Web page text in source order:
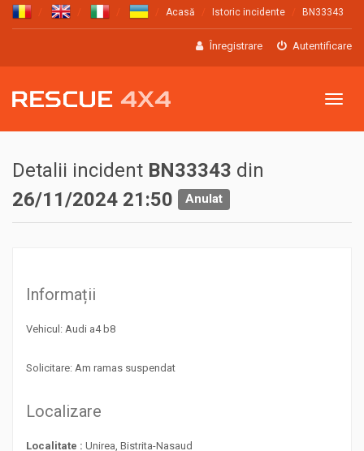
Acasă Istoric incidente BN33343
Înregistrare Autentificare
Meniu
Detalii incident BN33343 din
26/11/2024 21:50
Anulat
Informații
Vehicul: Audi a4 b8
Solicitare: Am ramas suspendat
Localizare
Localitate : Unirea, Bistrita-Nasaud